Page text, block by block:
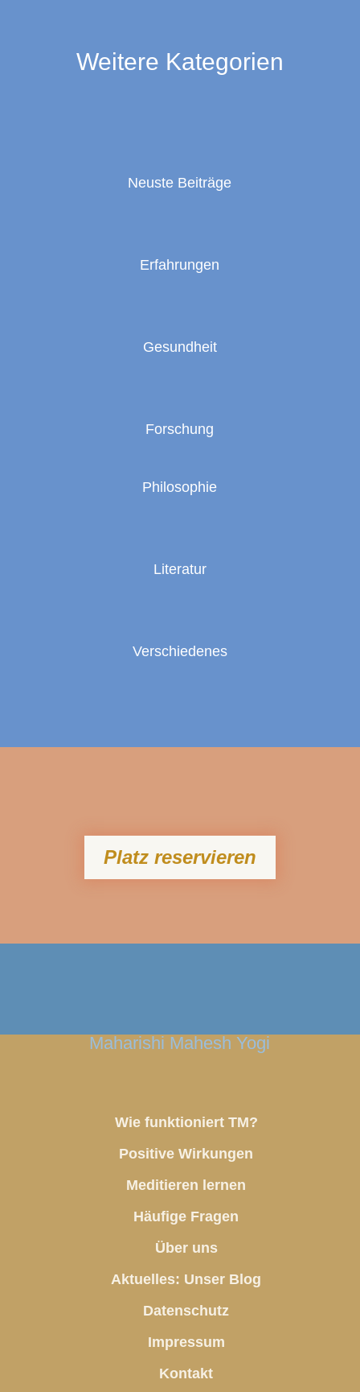
Weitere Kategorien
Neuste Beiträge
Erfahrungen
Gesundheit
Forschung
Philosophie
Literatur
Verschiedenes
Platz reservieren
Maharishi Mahesh Yogi
Wie funktioniert TM?
Positive Wirkungen
Meditieren lernen
Häufige Fragen
Über uns
Aktuelles: Unser Blog
Datenschutz
Impressum
Kontakt